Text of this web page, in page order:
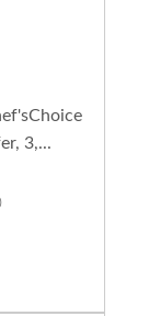
3,...
)